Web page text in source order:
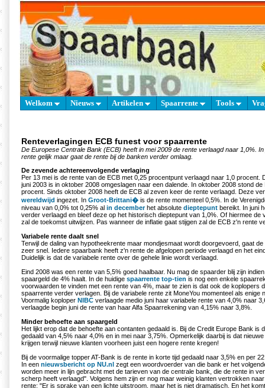
Welkom Nieuws Artikelen Spaarrente Tools
Renteverlagingen ECB funest voor spaarrente
De Europese Centrale Bank (ECB) heeft in mei 2009 de rente verlaagd naar 1,0%. In
rente gelijk maar gaat de rente bij de banken verder omlaag.
De zevende achtereenvolgende verlaging
Per 13 mei is de rente van de ECB met 0,25 procentpunt verlaagd naar 1,0 procent.
juni 2003 is in oktober 2008 omgeslagen naar een dalende. In oktober 2008 stond de
procent. Sinds oktober 2008 heeft de ECB al zeven keer de rente verlaagd. Deze
wereldwijd ingezet. In Groot-Brittani� is de rente momenteel 0,5%. In de
niveau van 0,0% tot 0,25% al in decemberhet absolute dieptepunt bereikt. In juni
verder verlaagd en bleef deze op het historisch dieptepunt van 1,0%. Of hiermee de
zal de toekomst uitwijzen. Pas wanneer de inflatie gaat stijgen zal de ECB z'n rente
Variabele rente daalt snel
Terwijl de daling van hypotheekrente maar mondjesmaat wordt doorgevoerd, gaat
zeer snel. Iedere spaarbank heeft z'n rente de afgelopen periode verlaagd en het
Duidelijk is dat de variabele rente over de gehele linie wordt verlaagd.
Eind 2008 was een rente van 5,5% goed haalbaar. Nu mag de spaarder blij zijn
spaargeld de 4% haalt. In de huidige spaarrente top-tien is nog een enkele
voorwaarden te vinden met een rente van 4%, maar te zien is dat ook de koplopers
spaarrente verder verlagen. Bij de variabele rente zit MoneYou momenteel als enige
Voormalig koploper NIBC verlaagde medio juni haar variabele rente van 4,0% naar
verlaagde begin juni de rente van haar Alfa Spaarrekening van 4,15% naar 3,8%.
Minder behoefte aan spaargeld
Het lijkt erop dat de behoefte aan contanten gedaald is. Bij de Credit Europe Bank is
gedaald van 4,5% naar 4,0% en in mei naar 3,75%. Opmerkelijk daarbij is dat
krijgen terwijl nieuwe klanten voorheen juist een hogere rente kregen!
Bij de voormalige topper AT-Bank is de rente in korte tijd gedaald naar 3,5% en per
In een nieuwsbericht op NU.nl zegt een woordvoerder van die bank er het
worden meer in lijn gebracht met de tarieven van de centrale bank, die de rente in
scherp heeft verlaagd". Volgens hem zijn er nog maar weinig klanten vertrokken
rente: "Er is sprake van een lichte uitstroom, maar het is niet dramatisch. En het